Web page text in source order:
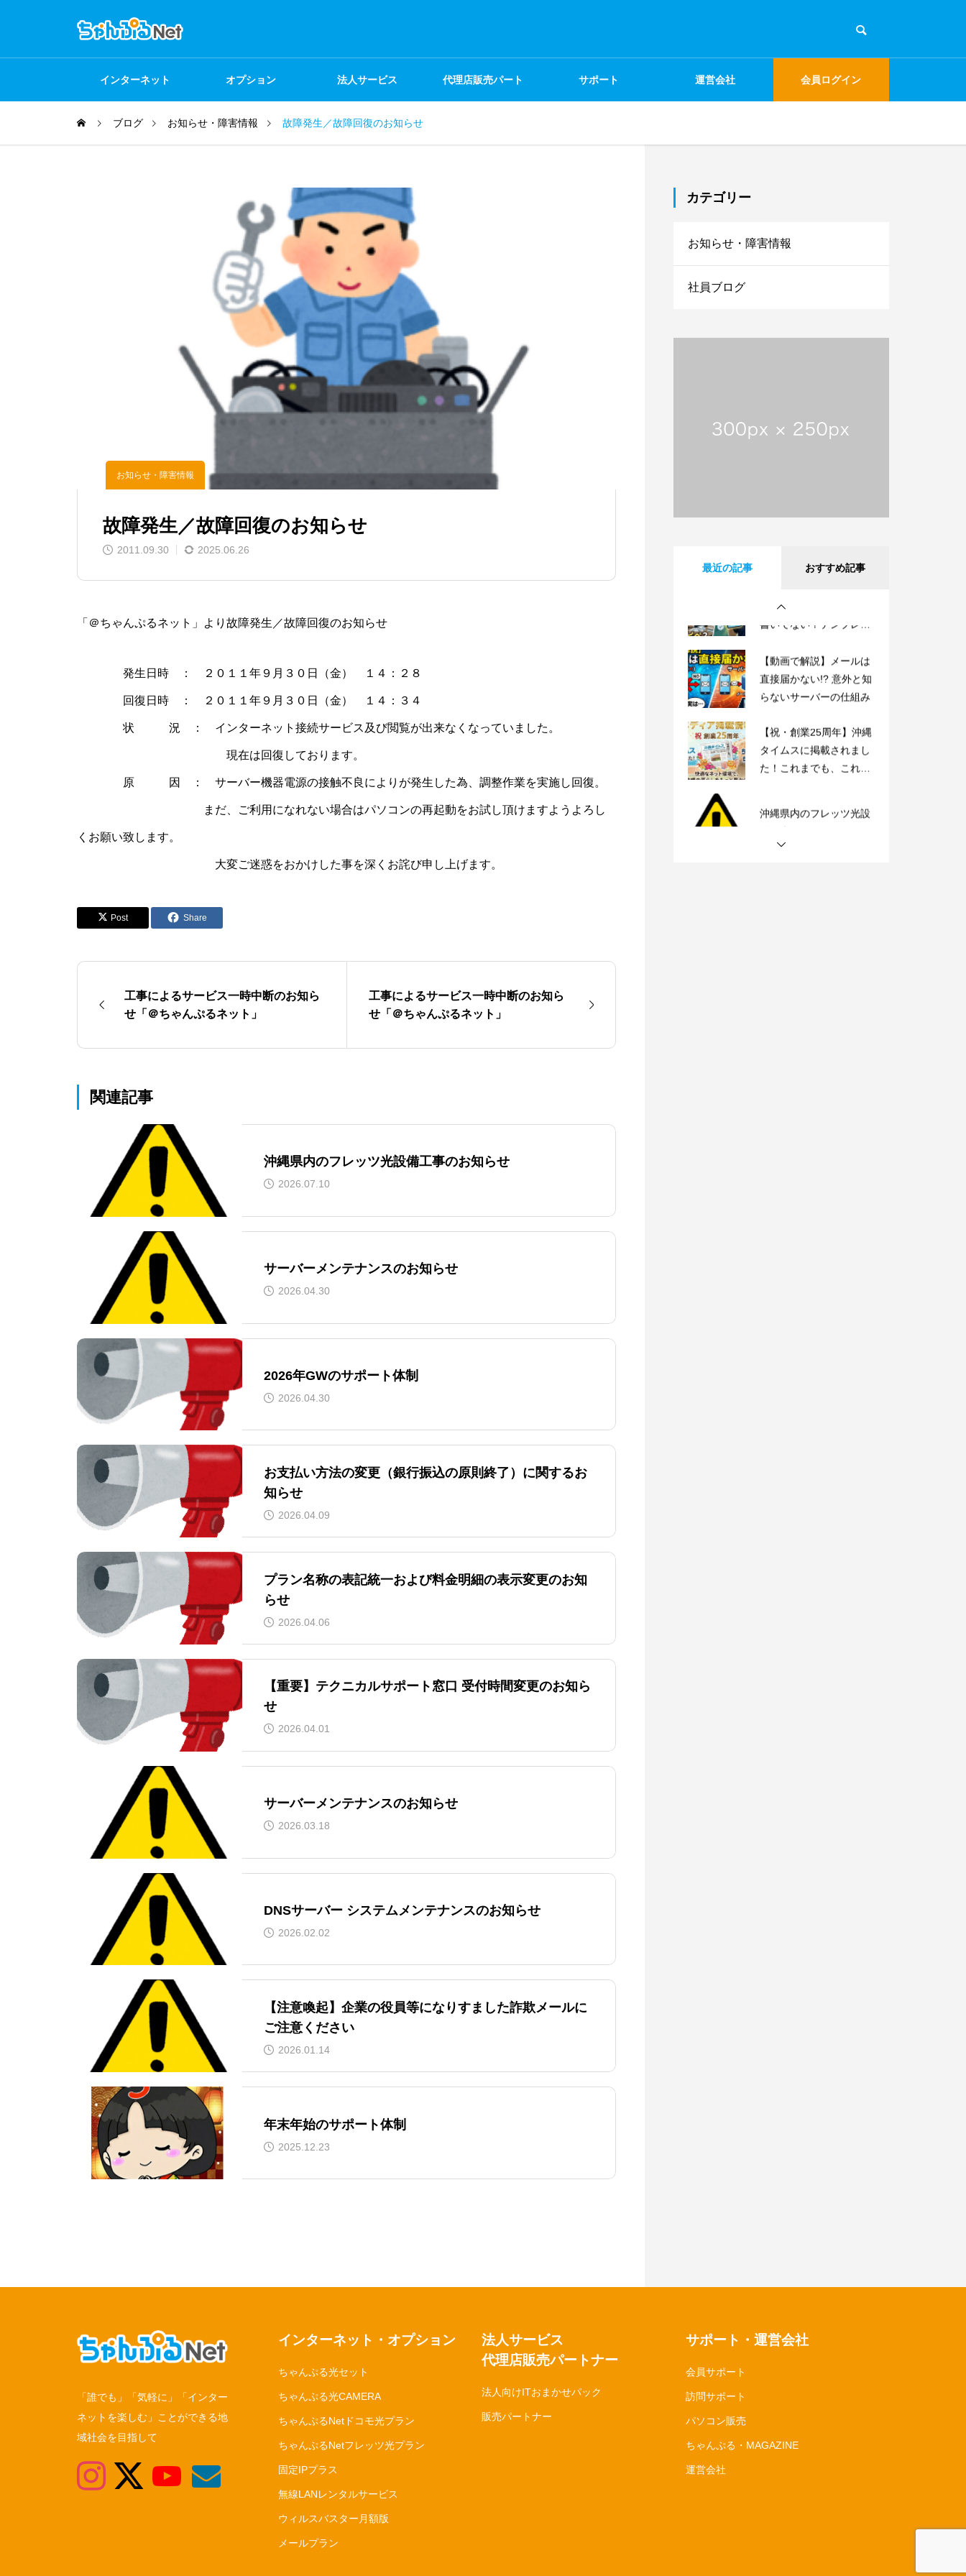
インターネット オプション 法人サービス 代理店販売パート サポート 運営会社 会員ログイン
ブログ お知らせ・障害情報 故障発生／故障回復のお知らせ
お知らせ・障害情報
故障発生／故障回復のお知らせ
2011.09.30 2025.06.26
「＠ちゃんぷるネット」より故障発生／故障回復のお知らせ
発生日時 ： ２０１１年９月３０日（金） １４：２８
回復日時 ： ２０１１年９月３０日（金） １４：３４
状 況 ： インターネット接続サービス及び閲覧が出来なくなっていました。
現在は回復しております。
原 因 ： サーバー機器電源の接触不良によりが発生した為、調整作業を実施し回復。
まだ、ご利用になれない場合はパソコンの再起動をお試し頂けますようよろし
くお願い致します。
大変ご迷惑をおかけした事を深くお詫び申し上げます。
Post Share
工事によるサービス一時中断のお知ら
せ「＠ちゃんぷるネット」
工事によるサービス一時中断のお知ら
せ「＠ちゃんぷるネット」
関連記事
沖縄県内のフレッツ光設備工事のお知らせ
2026.07.10
サーバーメンテナンスのお知らせ
2026.04.30
2026年GWのサポート体制
2026.04.30
お支払い方法の変更（銀行振込の原則終了）に関するお
知らせ
2026.04.09
プラン名称の表記統一および料金明細の表示変更のお知
らせ
2026.04.06
【重要】テクニカルサポート窓口 受付時間変更のお知ら
せ
2026.04.01
サーバーメンテナンスのお知らせ
2026.03.18
DNSサーバー システムメンテナンスのお知らせ
2026.02.02
【注意喚起】企業の役員等になりすました詐欺メールに
ご注意ください
2026.01.14
年末年始のサポート体制
2025.12.23
カテゴリー
お知らせ・障害情報
社員ブログ
最近の記事 おすすめ記事
【祝・創業25周年】沖縄
タイムスに掲載されまし
備工事のお知らせ
【動画で解説】Outlook
直接届かない!? 意外と知
らないサーバーの仕組み
タイムスに掲載されまし
た！これまでも、これか
らも、沖縄とともに。
備工事のお知らせ
インターネット・オプション
ちゃんぷる光セット
ちゃんぷる光CAMERA
ちゃんぷるNetドコモ光プラン
ちゃんぷるNetフレッツ光プラン
固定IPプラス
無線LANレンタルサービス
ウィルスバスター月額版
メールプラン
法人サービス
代理店販売パートナー
法人向けITおまかせパック
販売パートナー
サポート・運営会社
会員サポート
訪問サポート
パソコン販売
ちゃんぷる・MAGAZINE
運営会社
「誰でも」「気軽に」「インター
ネットを楽しむ」ことができる地
域社会を目指して